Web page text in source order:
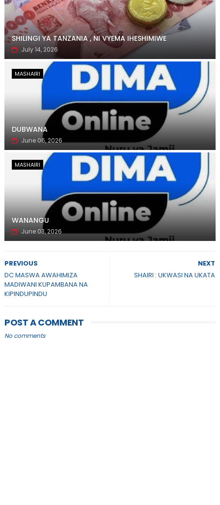
SHILINGI YA TANZANIA , NI VYEMA IHESHIMIWE
July 14, 2026
MASHAIRI
DUBWANA
June 06, 2026
MASHAIRI
WANANGU
June 03, 2026
NEXT
SHAIRI : UKWASI NA UKATA
PREVIOUS
DC MASWA AWAHIMIZA
MADIWANI KUPAMBANA NA
KIPINDUPINDU
POST A COMMENT
No comments